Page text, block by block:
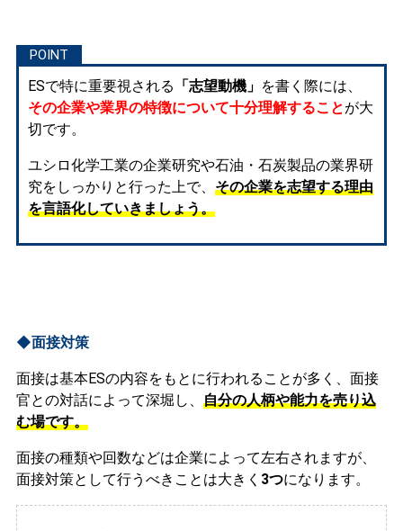
ESで特に重要視される 「志望動機」 を書く際には、
その企業や業界の特徴について十分理解することが大
切です。
ユシロ化学工業の企業研究や石油・石炭製品の業界研
究をしっかりと行った上で、 その企業を志望する理由
を言語化していきましょう。
◆面接対策
面接は基本ESの内容をもとに行われることが多く、面接
官との対話によって深堀し、 自分の人柄や能力を売り込
む場です。
面接の種類や回数などは企業によって左右されますが、
面接対策として行うべきことは大きく 3つになります。